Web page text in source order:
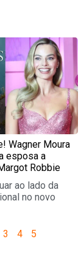
Wagner Moura
esposa a
Robbie
ao lado da
no novo
3
Page
4
Page
5